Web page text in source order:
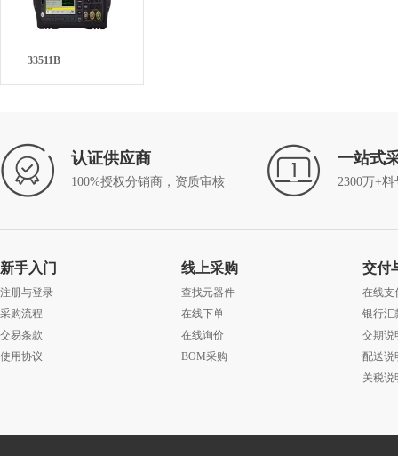
33511B
认证供应商
100%授权分销商，资质审核
一站式
2300万+
新手入门
注册与登录
采购流程
交易条款
使用协议
线上采购
查找元器件
在线下单
在线询价
BOM采购
交付
在线支
银行汇
交期说
配送说
关税说